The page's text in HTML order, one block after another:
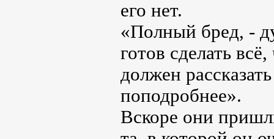
его нет.
«Полный бред, -
готов сделать
должен
поподробнее».
Вскоре они